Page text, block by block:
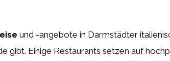
und -angebote in Darmstädter
gibt. Einige Restaurants setzen auf